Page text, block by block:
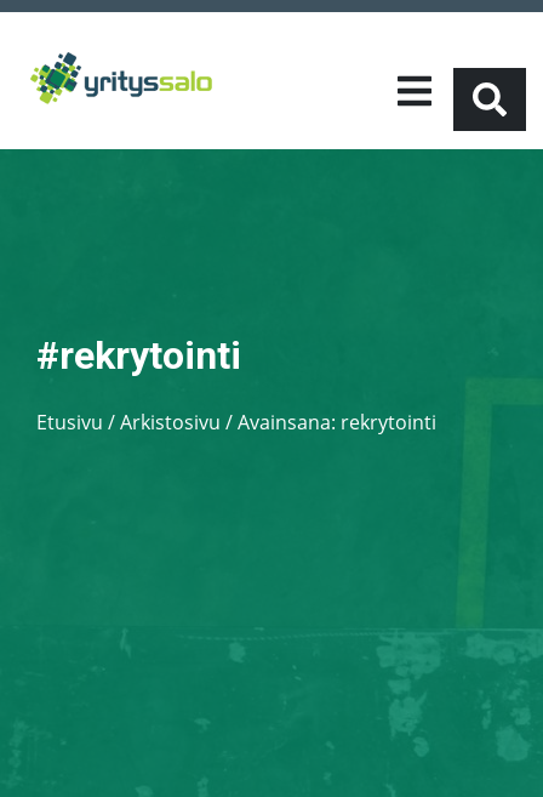
#rekrytointi
Etusivu /Arkistosivu / Avainsana: rekrytointi